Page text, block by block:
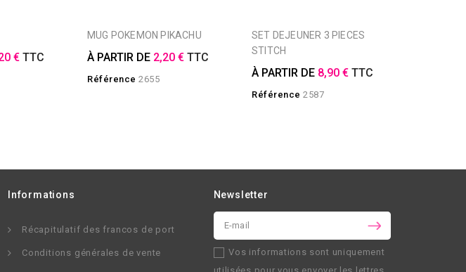
€ TTC
MUG POKEMON PIKACHU
À PARTIR DE 2,20 € TTC
Référence 2655
SET DEJEUNER 3 PIECES
STITCH
À PARTIR DE 8,90 € TTC
Référence 2587
Informations
Récapitulatif des francos de port
Conditions générales de vente
Newsletter
Vos informations sont uniquement